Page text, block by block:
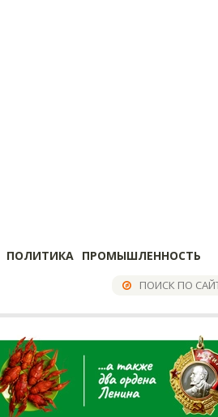
ПОЛИТИКА ПРОМЫШЛЕННОСТЬ